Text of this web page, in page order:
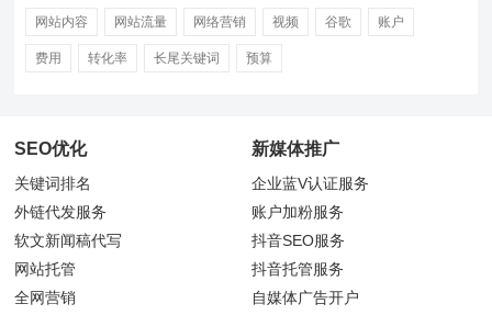
网站内容 网站流量 网络营销 视频 谷歌 账户
费用 转化率 长尾关键词 预算
SEO优化
关键词排名
外链代发服务
软文新闻稿代写
网站托管
全网营销
新媒体推广
企业蓝V认证服务
账户加粉服务
抖音SEO服务
抖音托管服务
自媒体广告开户